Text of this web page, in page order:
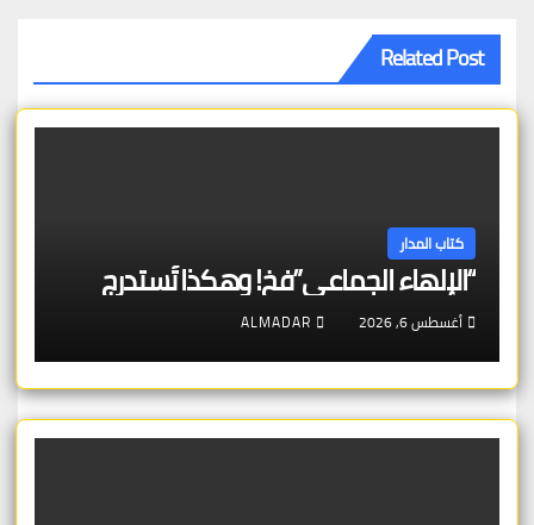
Related Post
كتاب المدار
“الإلهاء الجماعي”فخ! وهكذا تُستدرج
أغسطس 6, 2026 ALMADAR